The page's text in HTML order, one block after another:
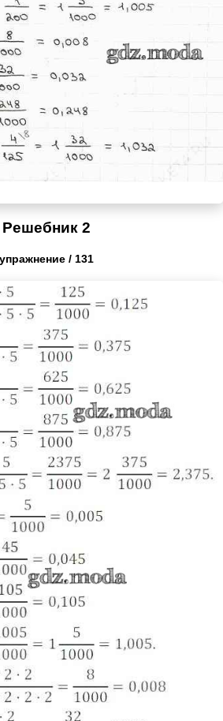
Решебник 2
упражнение / 131